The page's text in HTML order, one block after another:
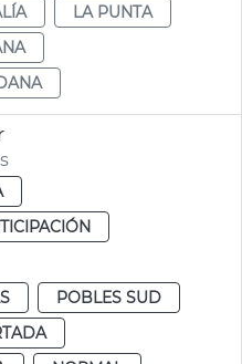
LA PUNTA
POBLES SUD